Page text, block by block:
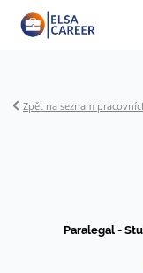
Zpět na seznam
Paralegal -